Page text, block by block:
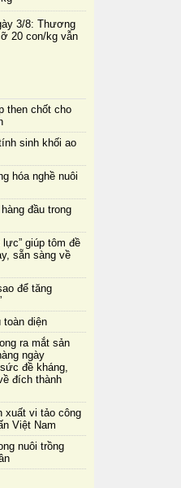
3/8: Thương
20 con/kg vẫn
then chốt cho
sinh khối ao
hóa nghề nuôi
đầu trong
giúp tôm đề
sẵn sàng về
để tăng
toàn diện
ra mắt sản
ngày
đề kháng,
đích thành
xuất vi tảo công
Việt Nam
nuôi trồng